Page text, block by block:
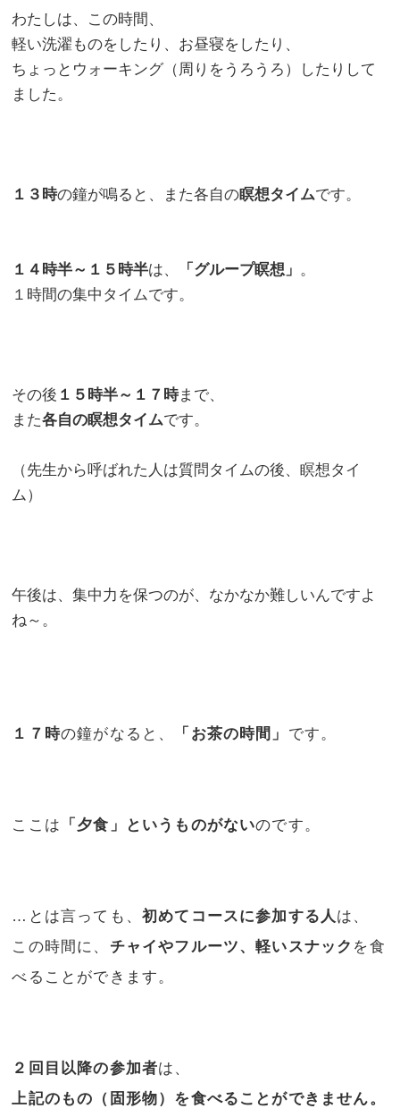
わたしは、この時間、
軽い洗濯ものをしたり、お昼寝をしたり、
ちょっとウォーキング（周りをうろうろ）したりして
ました。
１３時の鐘が鳴ると、また各自の瞑想タイムです。
１４時半～１５時半は、 「グループ瞑想」 。
１時間の集中タイムです。
その後 １５時半～１７時まで、
また各自の瞑想タイムです。
（先生から呼ばれた人は質問タイムの後、瞑想タイ
ム）
午後は、集中力を保つのが、なかなか難しいんですよ
ね～。
１７時の鐘がなると、 「お茶の時間」 です。
ここは 「夕食」というものがないのです。
…とは言っても、 初めてコースに参加する人は、
この時間に、 チャイやフルーツ、軽いスナック を食
べることができます。
２回目以降の参加者は、
上記のもの（固形物）を食べることができません。